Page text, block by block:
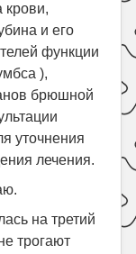
крови,
и его
функции
),
брюшной
уточнения
лечения.
на третий
трогают